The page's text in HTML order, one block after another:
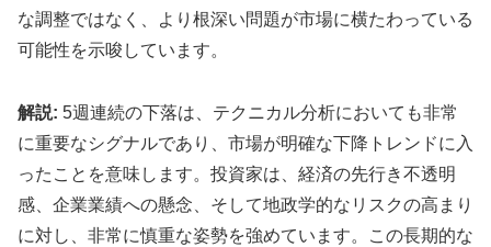
な調整ではなく、より根深い問題が市場に横たわっている
可能性を示唆しています。
解説: 5週連続の下落は、テクニカル分析においても非常
に重要なシグナルであり、市場が明確な下降トレンドに入
ったことを意味します。投資家は、経済の先行き不透明
感、企業業績への懸念、そして地政学的なリスクの高まり
に対し、非常に慎重な姿勢を強めています。この長期的な